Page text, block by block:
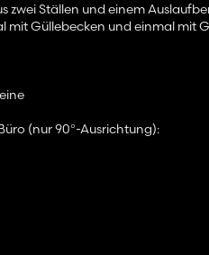
zwei Ställen und einem
mit Güllebecken und einmal mit
(nur 90°-Ausrichtung):